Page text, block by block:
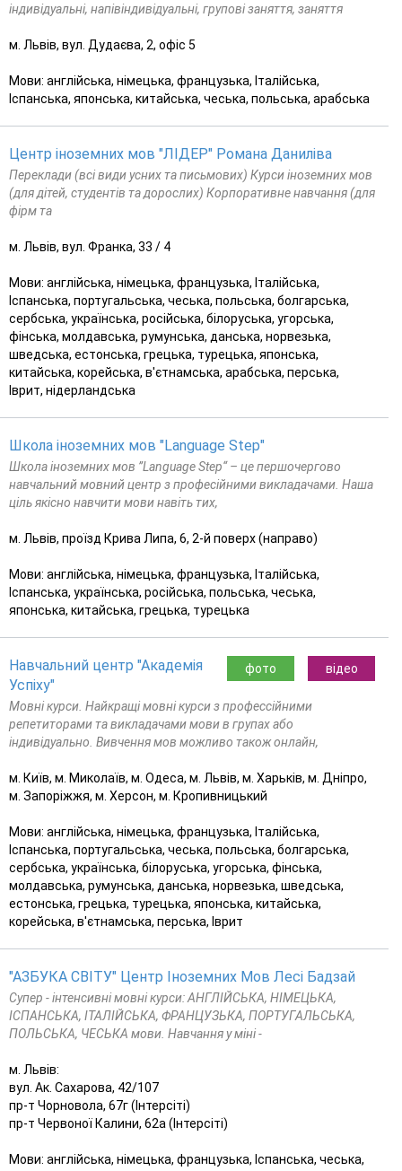
індивідуальні, напівіндивідуальні, групові заняття, заняття
м. Львів, вул. Дудаєва, 2, офіс 5
Мови: англійська, німецька, французька, Італійська,
Іспанська, японська, китайська, чеська, польська, арабська
Центр іноземних мов "ЛІДЕР" Романа Даниліва
Переклади (всі види усних та письмових) Курси іноземних мов
(для дітей, студентів та дорослих) Корпоративне навчання (для
фірм та
м. Львів, вул. Франка, 33 / 4
Мови: англійська, німецька, французька, Італійська,
Іспанська, португальська, чеська, польська, болгарська,
сербська, українська, російська, білоруська, угорська,
фінська, молдавська, румунська, данська, норвезька,
шведська, естонська, грецька, турецька, японська,
китайська, корейська, в'єтнамська, арабська, перська,
Іврит, нідерландська
Школа іноземних мов "Language Step"
Школа іноземних мов ”Language Step“ – це першочергово
навчальний мовний центр з професійними викладачами. Наша
ціль якісно навчити мови навіть тих,
м. Львів, проїзд Крива Липа, 6, 2-й поверх (направо)
Мови: англійська, німецька, французька, Італійська,
Іспанська, українська, російська, польська, чеська,
японська, китайська, грецька, турецька
відео
фото
Навчальний центр "Академія
Успіху"
Мовні курси. Найкращі мовні курси з профессійними
репетиторами та викладачами мови в групах або
індивідуально. Вивчення мов можливо також онлайн,
м. Київ, м. Миколаїв, м. Одеса, м. Львів, м. Харьків, м. Дніпро,
м. Запоріжжя, м. Херсон, м. Кропивницький
Мови: англійська, німецька, французька, Італійська,
Іспанська, португальська, чеська, польська, болгарська,
сербська, українська, білоруська, угорська, фінська,
молдавська, румунська, данська, норвезька, шведська,
естонська, грецька, турецька, японська, китайська,
корейська, в'єтнамська, перська, Іврит
"АЗБУКА СВІТУ" Центр Іноземних Мов Лесі Бадзай
Супер - інтенсивні мовні курси: АНГЛІЙСЬКА, НІМЕЦЬКА,
ІСПАНСЬКА, ІТАЛІЙСЬКА, ФРАНЦУЗЬКА, ПОРТУГАЛЬСЬКА,
ПОЛЬСЬКА, ЧЕСЬКА мови. Навчання у міні -
м. Львів:
вул. Ак. Сахарова, 42/107
пр-т Чорновола, 67г (Інтерсіті)
пр-т Червоної Калини, 62а (Інтерсіті)
Мови: англійська, німецька, французька, Іспанська, чеська,